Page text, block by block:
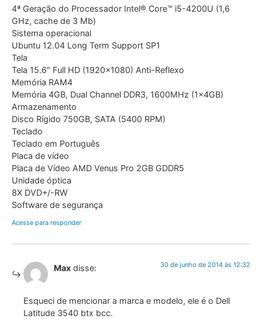
4ª Geração do Processador Intel® Core™ i5-4200U (1,6
GHz, cache de 3 Mb)
Sistema operacional
Ubuntu 12.04 Long Term Support SP1
Tela
Tela 15.6″ Full HD (1920×1080) Anti-Reflexo
Memória RAM4
Memória 4GB, Dual Channel DDR3, 1600MHz (1x4GB)
Armazenamento
Disco Rígido 750GB, SATA (5400 RPM)
Teclado
Teclado em Português
Placa de vídeo
Placa de Vídeo AMD Venus Pro 2GB GDDR5
Unidade óptica
8X DVD+/-RW
Software de segurança
Acesse para responder
Max disse: 30 de junho de 2014 às 12:32
Esqueci de mencionar a marca e modelo, ele é o Dell
Latitude 3540 btx bcc.